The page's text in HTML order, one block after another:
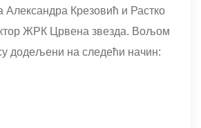
Александра Крезовић и Растко
ЖРК Црвена звезда. Вољом
додељени на следећи начин: